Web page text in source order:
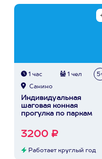
1 час 1 чел
Санино
Индивидуальная
шаговая конная
прогулка по паркам
3200 ₽
Работает круглый год